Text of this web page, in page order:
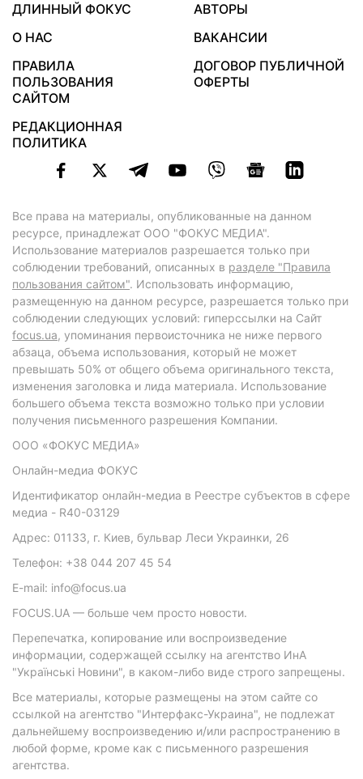
ДЛИННЫЙ ФОКУС
АВТОРЫ
О НАС
ВАКАНСИИ
ПРАВИЛА
ПОЛЬЗОВАНИЯ
САЙТОМ
ДОГОВОР ПУБЛИЧНОЙ
ОФЕРТЫ
РЕДАКЦИОННАЯ
ПОЛИТИКА
Все права на материалы, опубликованные на данном
ресурсе, принадлежат ООО "ФОКУС МЕДИА".
Использование материалов разрешается только при
соблюдении требований, описанных в разделе "Правила
пользования сайтом". Использовать информацию,
размещенную на данном ресурсе, разрешается только при
соблюдении следующих условий: гиперссылки на Сайт
focus.ua, упоминания первоисточника не ниже первого
абзаца, объема использования, который не может
превышать 50% от общего объема оригинального текста,
изменения заголовка и лида материала. Использование
большего объема текста возможно только при условии
получения письменного разрешения Компании.
ООО «ФОКУС МЕДИА»
Онлайн-медиа ФОКУС
Идентификатор онлайн-медиа в Реестре субъектов в сфере
медиа - R40-03129
Адрес: 01133, г. Киев, бульвар Леси Украинки, 26
Телефон: +38 044 207 45 54
E-mail: info@focus.ua
FOCUS.UA — больше чем просто новости.
Перепечатка, копирование или воспроизведение
информации, содержащей ссылку на агентство ИнА
"Українські Новини", в каком-либо виде строго запрещены.
Все материалы, которые размещены на этом сайте со
ссылкой на агентство "Интерфакс-Украина", не подлежат
дальнейшему воспроизведению и/или распространению в
любой форме, кроме как с письменного разрешения
агентства.